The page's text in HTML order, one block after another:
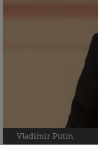
Vladimir Putin